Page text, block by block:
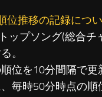
位推移の記録につ
トップソング(総合
。
位を10分間隔で更
毎時50分時点の順